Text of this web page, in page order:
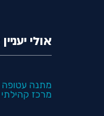
אולי
מתנה
מרכז קהילתי